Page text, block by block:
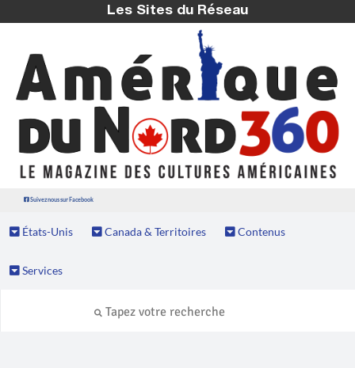
Les Sites du Réseau
Suivez nous sur Facebook
États-Unis Canada & Territoires Contenus
Services